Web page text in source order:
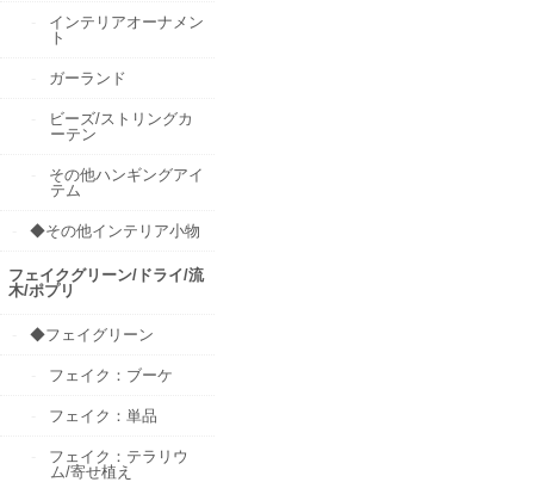
インテリアオーナメン
ト
ガーランド
ビーズ/ストリングカ
ーテン
その他ハンギングアイ
テム
◆その他インテリア小物
フェイクグリーン/ドライ/流
木/ポプリ
◆フェイグリーン
フェイク：ブーケ
フェイク：単品
フェイク：テラリウ
ム/寄せ植え